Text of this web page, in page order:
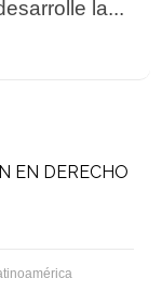
la...
EN DERECHO